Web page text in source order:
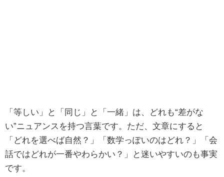
「等しい」と「同じ」と「一緒」は、どれも“差がな
い”ニュアンスを持つ言葉です。ただ、文章にすると
「どれを選べば自然？」「数学っぽいのはどれ？」「会
話ではどれが一番やわらかい？」と迷いやすいのも事実
です。